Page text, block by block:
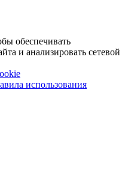
обеспечивать
и анализировать сетевой
использования